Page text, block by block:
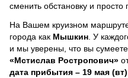
сменить обстановку и просто
На Вашем круизном
города как Мышкин . У
и мы уверены, что вы сумеете
«Мстислав Ростропович»
дата прибытия – 19 мая (вт)